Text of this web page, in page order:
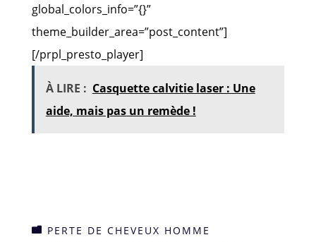
global_colors_info=”{}”
theme_builder_area=”post_content”]
[/prpl_presto_player]
À LIRE : Casquette calvitie laser : Une
aide, mais pas un remède !
 PERTE DE CHEVEUX HOMME